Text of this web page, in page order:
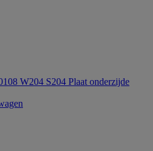
W204 S204 Plaat onderzijde